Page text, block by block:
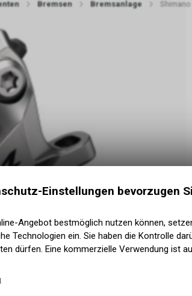
Bremsen Bremsanlage
Einstellungen bevorzugen
Angebot bestmöglich nutzen können,
Technologien ein. Sie haben die Kontrolle
dürfen. Eine kommerzielle Verwendung ist